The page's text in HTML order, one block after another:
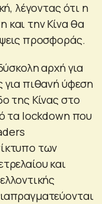
λέγοντας ότι η
την Κίνα θα
προσφοράς.
αρχή για
πιθανή ύφεση
της Κίνας στο
τα lockdown που
των
και